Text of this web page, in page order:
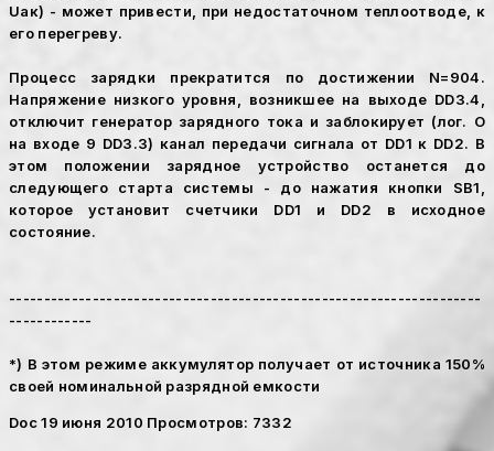
Uак) - может привести, при недостаточном теплоотводе, к
его перегреву.
Процесс зарядки прекратится по достижении N=904.
Напряжение низкого уровня, возникшее на выходе DD3.4,
отключит генератор зарядного тока и заблокирует (лог. О
на входе 9 DD3.3) канал передачи сигнала от DD1 к DD2. В
этом положении зарядное устройство останется до
следующего старта системы - до нажатия кнопки SB1,
которое установит счетчики DD1 и DD2 в исходное
состояние.
--------------------------------------------------------------------
------------
*) В этом режиме аккумулятор получает от источника 150%
своей номинальной разрядной емкости
Doc 19 июня 2010 Просмотров: 7332